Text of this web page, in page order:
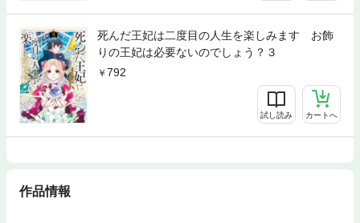
死んだ王妃は二度目の人生を楽しみます お飾
りの王妃は必要ないのでしょう？３
792
試し読み カートへ
作品情報